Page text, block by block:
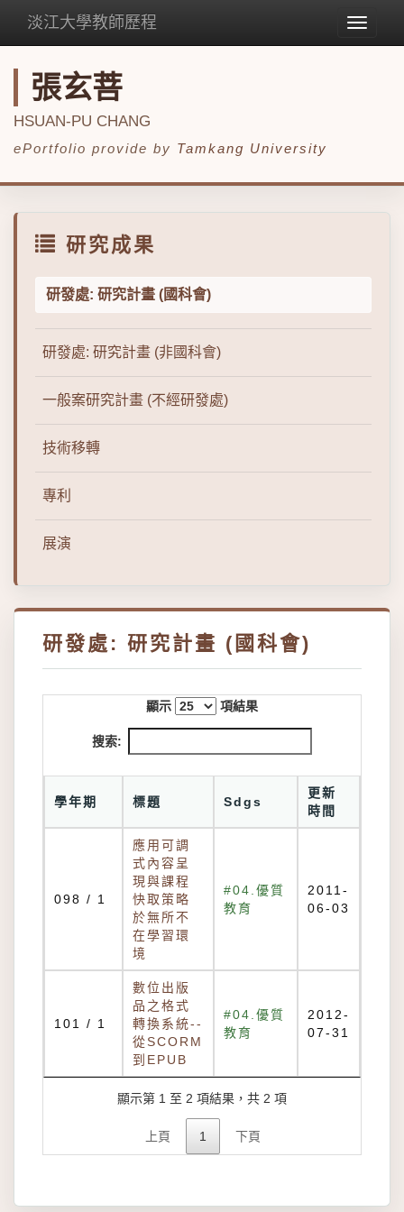
Toggle
淡江大學教師歷程
張玄菩
HSUAN-PU CHANG
ePortfolio provide by Tamkang University
研究成果
研發處: 研究計畫 (國科會)
研發處: 研究計畫 (非國科會)
一般案研究計畫 (不經研發處)
技術移轉
專利
展演
研發處: 研究計畫 (國科會)
顯示 項結果
搜索:
學年期 標題 Sdgs
更新
時間
098 / 1
應用可調
式內容呈
現與課程
快取策略
於無所不
在學習環
境
#04.優質
教育
2011-
06-03
101 / 1
數位出版
品之格式
轉換系統--
從SCORM
到EPUB
#04.優質
教育
2012-
07-31
顯示第 1 至 2 項結果，共 2 項
上頁 1 下頁